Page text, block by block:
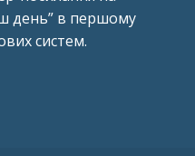
день” в першому
систем.